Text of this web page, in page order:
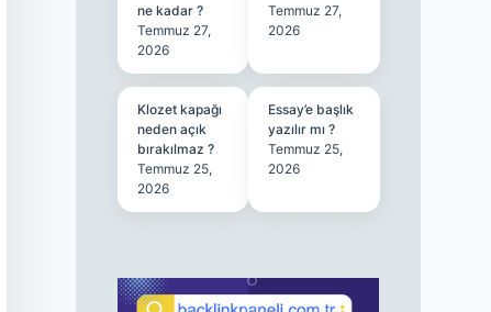
ne kadar ?
Temmuz 27,
2026
Temmuz 27,
2026
Klozet kapağı
neden açık
bırakılmaz ?
Temmuz 25,
2026
Essay’e başlık
yazılır mı ?
Temmuz 25,
2026